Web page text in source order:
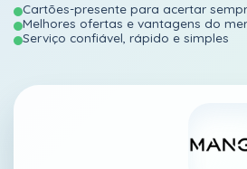
Cartões-presente para acertar
Melhores ofertas e vantagens do
Serviço confiável, rápido e simples